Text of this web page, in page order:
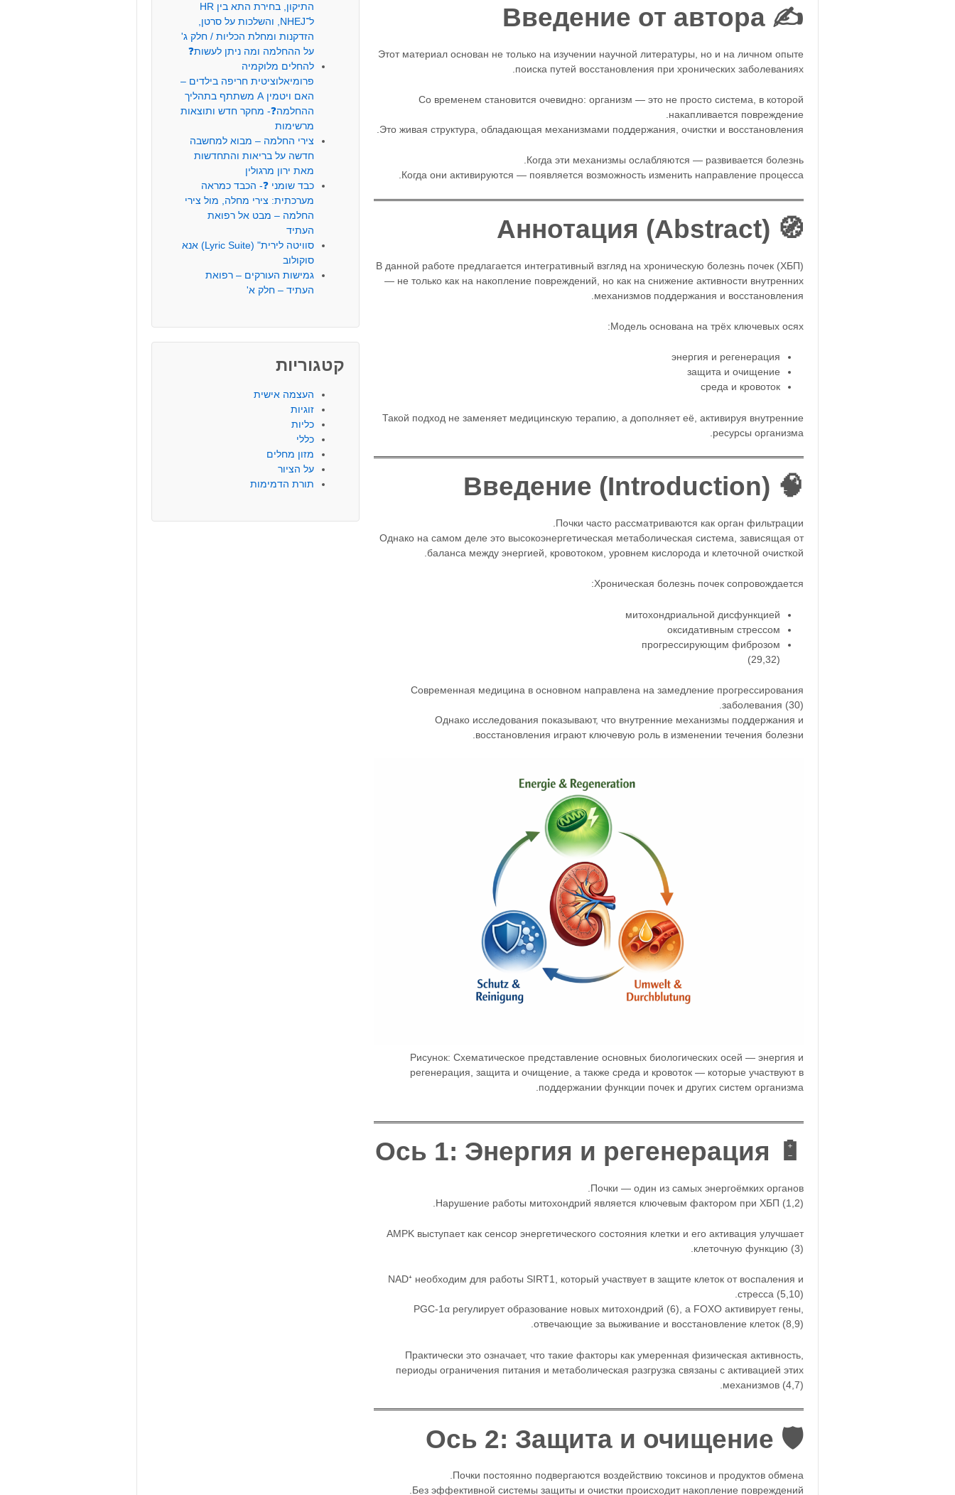
✍️ Введение от автора
Этот материал основан не только на изучении научной литературы, но и на личном опыте
поиска путей восстановления при хронических заболеваниях.
Со временем становится очевидно: организм — это не просто система, в которой
накапливается повреждение.
Это живая структура, обладающая механизмами поддержания, очистки и восстановления.
Когда эти механизмы ослабляются — развивается болезнь.
Когда они активируются — появляется возможность изменить направление процесса.
🧭 Аннотация (Abstract)
В данной работе предлагается интегративный взгляд на хроническую болезнь почек (ХБП)
— не только как на накопление повреждений, но как на снижение активности внутренних
механизмов поддержания и восстановления.
Модель основана на трёх ключевых осях:
энергия и регенерация
защита и очищение
среда и кровоток
Такой подход не заменяет медицинскую терапию, а дополняет её, активируя внутренние
ресурсы организма.
🧠 Введение (Introduction)
Почки часто рассматриваются как орган фильтрации.
Однако на самом деле это высокоэнергетическая метаболическая система, зависящая от
баланса между энергией, кровотоком, уровнем кислорода и клеточной очисткой.
Хроническая болезнь почек сопровождается:
митохондриальной дисфункцией
оксидативным стрессом
прогрессирующим фиброзом
(29,32)
Современная медицина в основном направлена на замедление прогрессирования
заболевания (30).
Однако исследования показывают, что внутренние механизмы поддержания и
восстановления играют ключевую роль в изменении течения болезни.
Рисунок: Схематическое представление основных биологических осей — энергия и
регенерация, защита и очищение, а также среда и кровоток — которые участвуют в
поддержании функции почек и других систем организма.
🔋 Ось 1: Энергия и регенерация
Почки — один из самых энергоёмких органов.
Нарушение работы митохондрий является ключевым фактором при ХБП (1,2).
AMPK выступает как сенсор энергетического состояния клетки и его активация улучшает
клеточную функцию (3).
NAD⁺ необходим для работы SIRT1, который участвует в защите клеток от воспаления и
стресса (5,10).
PGC-1α регулирует образование новых митохондрий (6), а FOXO активирует гены,
отвечающие за выживание и восстановление клеток (8,9).
Практически это означает, что такие факторы как умеренная физическая активность,
периоды ограничения питания и метаболическая разгрузка связаны с активацией этих
механизмов (4,7).
🛡️ Ось 2: Защита и очищение
Почки постоянно подвергаются воздействию токсинов и продуктов обмена.
Без эффективной системы защиты и очистки происходит накопление повреждений.
התיקון, בחירת התא בין HR
ל־NHEJ, והשלכות על סרטן,
הזדקנות ומחלת הכליות / חלק ג'
על ההחלמה ומה ניתן לעשות❓
להחלים מלוקמיה
פרומיאלוציטית חריפה בילדים –
האם ויטמין A משתתף בתהליך
ההחלמה❓- מחקר חדש ותוצאות
מרשימות
צירי החלמה – מבוא למחשבה
חדשה על בריאות והתחדשות
מאת ירון מרגולין
כבד שומני ❓- הכבד כמראה
מערכתית: צירי מחלה, מול צירי
החלמה – מבט אל רפואת
העתיד
סוויטה לירית" (Lyric Suite) אנא
סוקולוב
גמישות העורקים – רפואת
העתיד – חלק א'
קטגוריות
העצמה אישית
זוגיות
כליות
כללי
מזון מחלים
על הציור
תורת הדמימות